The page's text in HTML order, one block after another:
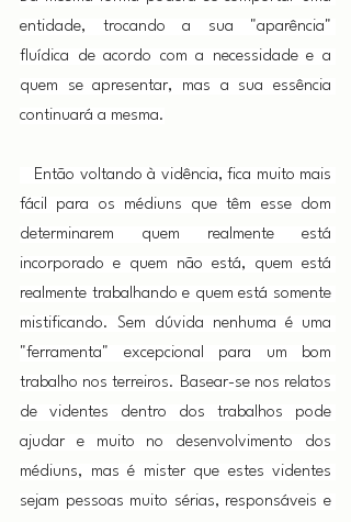
entidade, trocando a sua "aparência"
fluídica de acordo com a necessidade e a
quem se apresentar, mas a sua essência
continuará a mesma.
Então voltando à vidência, fica muito mais
fácil para os médiuns que têm esse dom
determinarem quem realmente está
incorporado e quem não está, quem está
realmente trabalhando e quem está somente
mistificando. Sem dúvida nenhuma é uma
"ferramenta" excepcional para um bom
trabalho nos terreiros. Basear-se nos relatos
de videntes dentro dos trabalhos pode
ajudar e muito no desenvolvimento dos
médiuns, mas é mister que estes videntes
sejam pessoas muito sérias, responsáveis e